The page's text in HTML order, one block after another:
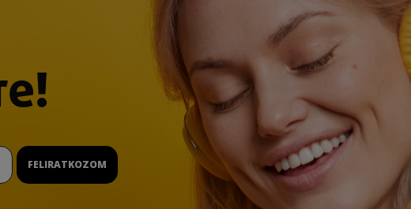
FELIRATKOZOM